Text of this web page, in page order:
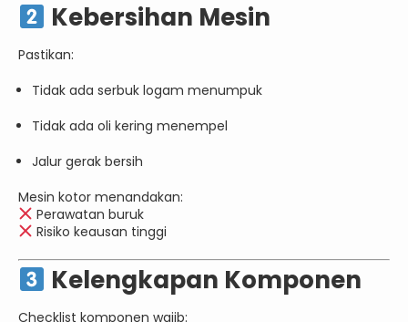
Kebersihan Mesin
Pastikan:
Tidak ada serbuk logam menumpuk
Tidak ada oli kering menempel
Jalur gerak bersih
Mesin kotor menandakan:
Perawatan buruk
Risiko keausan tinggi
Kelengkapan Komponen
Checklist komponen wajib: